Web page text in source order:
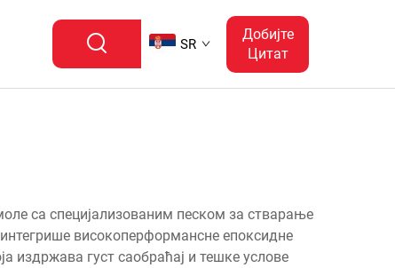
SR
Добијте
Цитат
са специјализованим песком за стварање
високоперформансне епоксидне
густ саобраћај и тешке услове